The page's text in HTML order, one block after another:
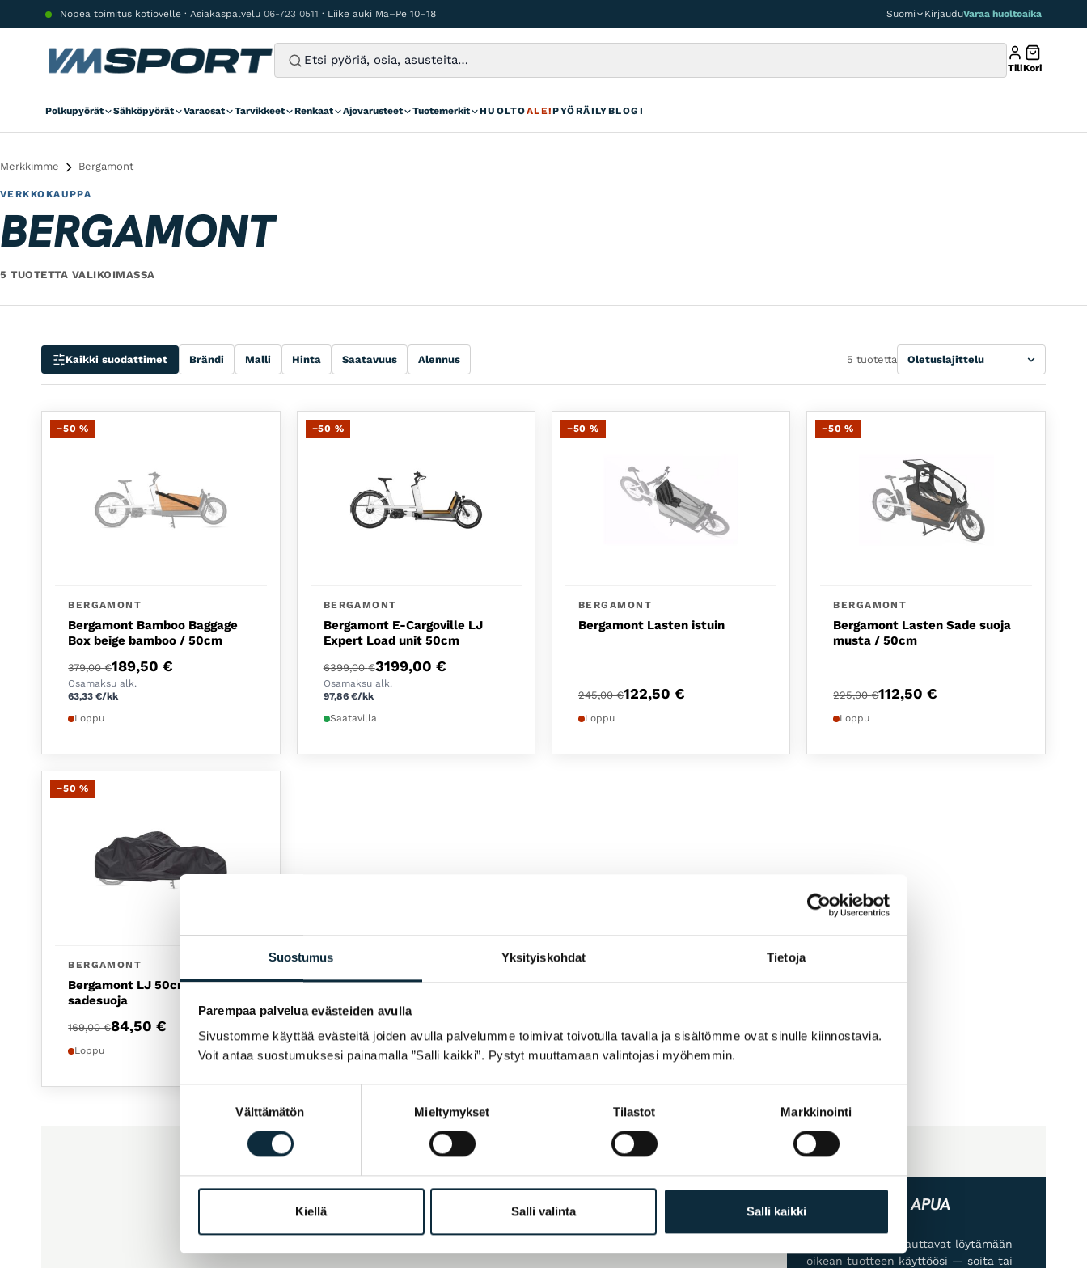
Suostumus Yksityiskohdat Tietoja
Parempaa palvelua evästeiden avulla
Sivustomme käyttää evästeitä joiden avulla palvelumme toimivat toivotulla tavalla ja sisältömme ovat sinulle kiinnostavia.
Voit antaa suostumuksesi painamalla ”Salli kaikki”. Pystyt muuttamaan valintojasi myöhemmin.
Välttämätön Mieltymykset Tilastot Markkinointi
Kiellä Salli valinta Salli kaikki
Siirry sisältöönNopea toimitus kotiovelle · Asiakaspalvelu 06-723 0511 · Liike auki Ma–Pe 10–18 Suomi KirjauduVaraa huoltoaika
TiliKori
Polkupyörät Sähköpyörät Varaosat Tarvikkeet Renkaat Ajovarusteet Tuotemerkit HUOLTOALE!PYÖRÄILYBLOGI
Merkkimme Bergamont
VERKKOKAUPPA
BERGAMONT
5 TUOTETTA VALIKOIMASSA
Kaikki suodattimet Brändi Malli Hinta Saatavuus Alennus 5 tuotetta
Lajittele
−50 %
BERGAMONT
Bergamont Bamboo Baggage
Box beige bamboo / 50cm
379,00€
Alkuperäinen hinta oli: 379,00 €.
189,50€
Nykyinen hinta on: 189,50 €.
Osamaksu alk.
63,33€/kk
Loppu
−50 %
BERGAMONT
Bergamont E-Cargoville LJ
Expert Load unit 50cm
6399,00€
Alkuperäinen hinta oli: 6399,00 €.
3199,00 €
Nykyinen hinta on: 3199,00 €.
Osamaksu alk.
97,86 €/kk
Saatavilla
−50 %
BERGAMONT
Bergamont Lasten istuin
245,00€
Alkuperäinen hinta oli: 245,00 €.
122,50 €
Nykyinen hinta on: 122,50 €.
Loppu
−50 %
BERGAMONT
Bergamont Lasten Sade suoja
musta / 50cm
225,00€
Alkuperäinen hinta oli: 225,00 €.
112,50€
Nykyinen hinta on: 112,50 €.
Loppu
−50 %
BERGAMONT
Bergamont LJ 50cm load unit
sadesuoja
169,00€
Alkuperäinen hinta oli: 169,00 €.
84,50€
Nykyinen hinta on: 84,50 €.
Loppu
TARVITSETKO APUA
VALINNASSA?
Asiantuntijamme auttavat löytämään
oikean tuotteen käyttöösi — soita tai